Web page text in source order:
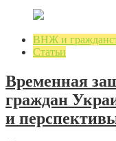
ВНЖ и
Статьи
Временная
граждан
и